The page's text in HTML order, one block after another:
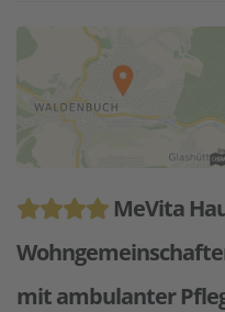
MeVita
mit ambulanter